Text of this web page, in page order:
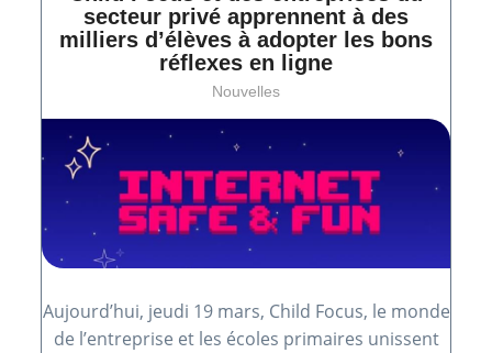
secteur privé apprennent à des
milliers d’élèves à adopter les bons
réflexes en ligne
Nouvelles
Aujourd’hui, jeudi 19 mars, Child Focus, le monde
de l’entreprise et les écoles primaires unissent